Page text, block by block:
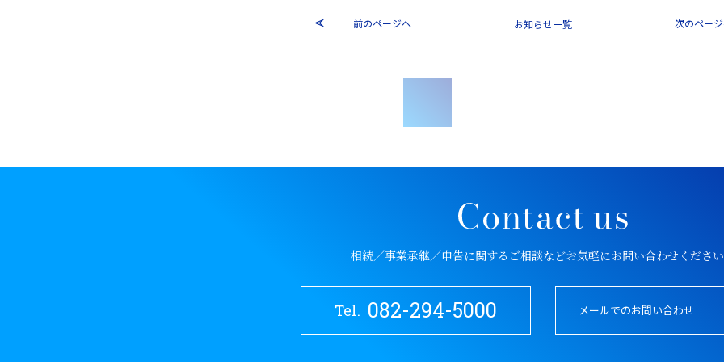
前のページへ 一覧 次のペー
相続／事業承継／申告に関するご相談などお気軽にお問い合わせくださ
Tel. 082-294-5000 メールでのお問い合わせ